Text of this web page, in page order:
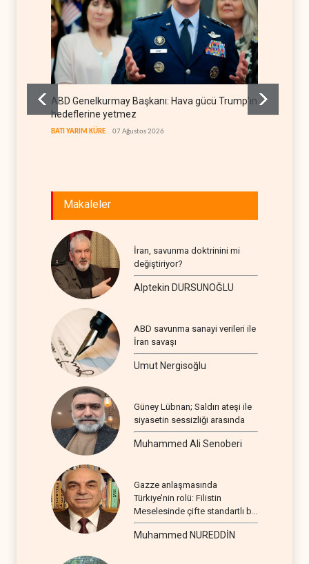
ABD Genelkurmay Başkanı: Hava gücü Trump'ın
hedeflerine yetmez
BATI YARIM KÜRE 07 Ağustos 2026
Makaleler
İran, savunma doktrinini mi
değiştiriyor?
Alptekin DURSUNOĞLU
ABD savunma sanayi verileri ile
İran savaşı
Umut Nergisoğlu
Güney Lübnan; Saldırı ateşi ile
siyasetin sessizliği arasında
Muhammed Ali Senoberi
Gazze anlaşmasında
Türkiye’nin rolü: Filistin
Meselesinde çifte standartlı bir
seyir
Muhammed NUREDDİN